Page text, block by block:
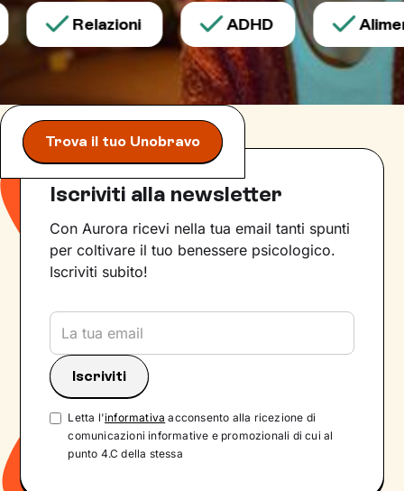
Relazioni ADHD
Trova il tuo Unobravo
Iscriviti alla newsletter
Con Aurora ricevi nella tua email tanti spunti
per coltivare il tuo benessere psicologico.
Iscriviti subito!
Letta l'informativa acconsento alla ricezione di
comunicazioni informative e promozionali di cui al
punto 4.C della stessa